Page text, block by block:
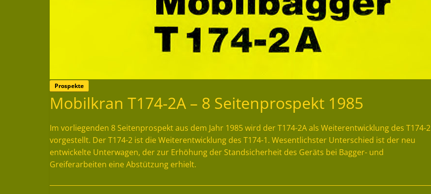
Prospekte
Mobilkran T174-2A – 8 Seitenprospekt 1985
Im vorliegenden 8 Seitenprospekt aus dem Jahr 1985 wird der T174-2A als Weiterentwicklung des T174-2
vorgestellt. Der T174-2 ist die Weiterentwicklung des T174-1. Wesentlichster Unterschied ist der neu
entwickelte Unterwagen, der zur Erhöhung der Standsicherheit des Geräts bei Bagger- und
Greiferarbeiten eine Abstützung erhielt.